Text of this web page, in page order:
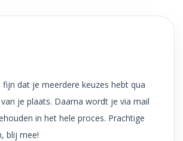
fijn dat je meerdere keuzes hebt qua
je plaats. Daarna wordt je via mail
in het hele proces. Prachtige
blij mee!